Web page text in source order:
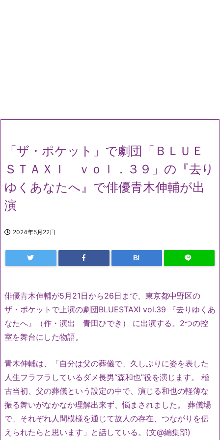
「ザ・ポケット」で劇団「ＢＬＵＥ
ＳＴＡＸＩ ｖｏｌ．３９」の『去り
ゆくあなたへ』で俳優青木伸輔が出
演
2024年5月22日
B!
俳優青木伸輔が5月21日から26日まで、東京都中野区の
ザ・ ポケットで上演の劇団BLUESTAXI vol.39 『去りゆくあ
なたへ』（作・演出 青田ひでき） に出演する。2つの控
室を舞台にした物語。
青木伸輔は、「自分は父の葬儀で、 久しぶりに姿を表した
人生フラフラしているダメ長男“森和也”役を演じます。 稽
古当初、父の葬儀という設定の中で、 演じる和也の軽薄な
振る舞いがなかなか理解出来ず、悩まされました。 葬儀場
で、それぞれ人間模様を通じて故人の存在、 つながりを伝
えられたらと思います」と話している。(文@編集部)